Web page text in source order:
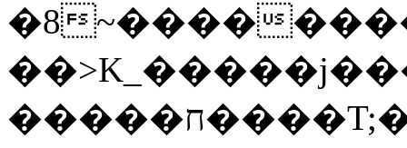
�8~����
�����ח����T;�uU�w��oovW�N�\�v�̓��N��6xz��z^��s�;